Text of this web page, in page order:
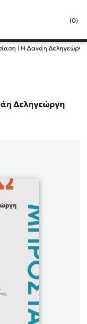
(0)
Κλείσιμο
| Η Δανάη
Δεληγεώργη